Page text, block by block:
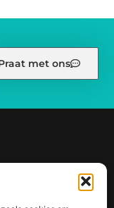
met ons
Website index